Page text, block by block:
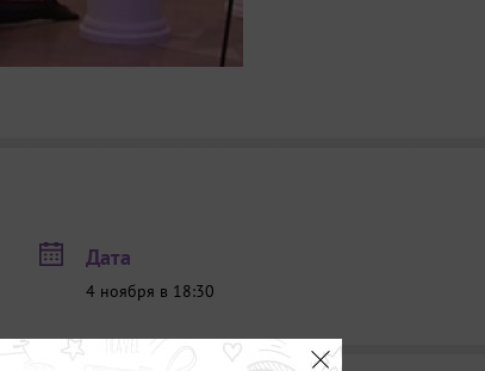
Дата
4 ноября в 18:30